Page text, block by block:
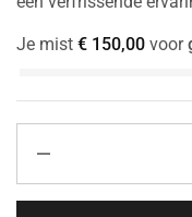
Je mist € 150,00 voor